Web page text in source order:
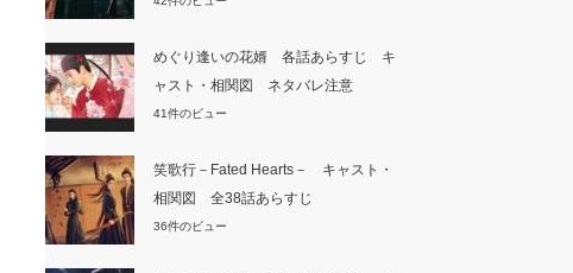
めぐり逢いの花婿 各話あらすじ キ
ャスト・相関図 ネタバレ注意
41件のビュー
笑歌行－Fated Hearts－ キャスト・
相関図 全38話あらすじ
36件のビュー